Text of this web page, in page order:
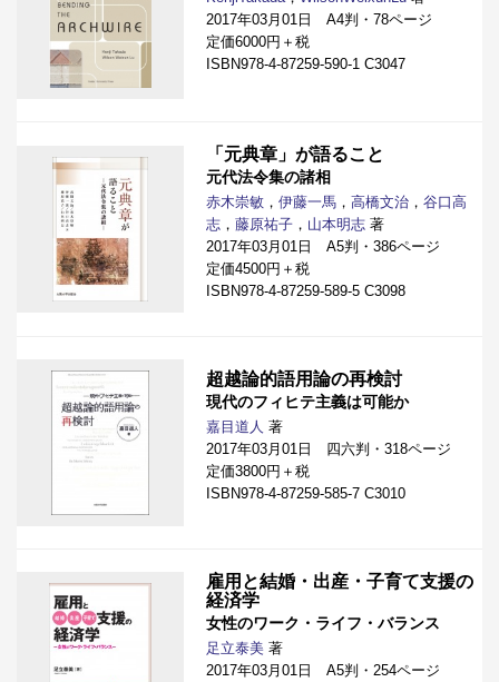
2017年03月01日 A4判・78ページ
定価6000円＋税
ISBN978-4-87259-590-1 C3047
「元典章」が語ること
元代法令集の諸相
赤木崇敏 ， 伊藤一馬 ， 高橋文治 ， 谷口高
志 ， 藤原祐子 ， 山本明志 著
2017年03月01日 A5判・386ページ
定価4500円＋税
ISBN978-4-87259-589-5 C3098
超越論的語用論の再検討
現代のフィヒテ主義は可能か
嘉目道人 著
2017年03月01日 四六判・318ページ
定価3800円＋税
ISBN978-4-87259-585-7 C3010
雇用と結婚・出産・子育て支援の
経済学
女性のワーク・ライフ・バランス
足立泰美 著
2017年03月01日 A5判・254ページ